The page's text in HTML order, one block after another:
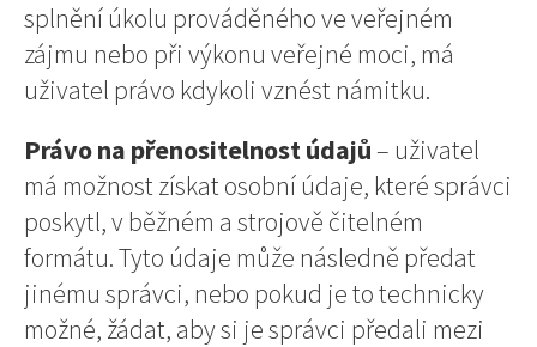
splnění úkolu prováděného ve veřejném
zájmu nebo při výkonu veřejné moci, má
uživatel právo kdykoli vznést námitku.
Právo na přenositelnostúdajů – uživatel
má možnost získat osobní údaje, které správci
poskytl, v běžném a strojově čitelném
formátu. Tyto údaje může následně předat
jinému správci, nebo pokud je to technicky
možné, žádat, aby si je správci předali mezi